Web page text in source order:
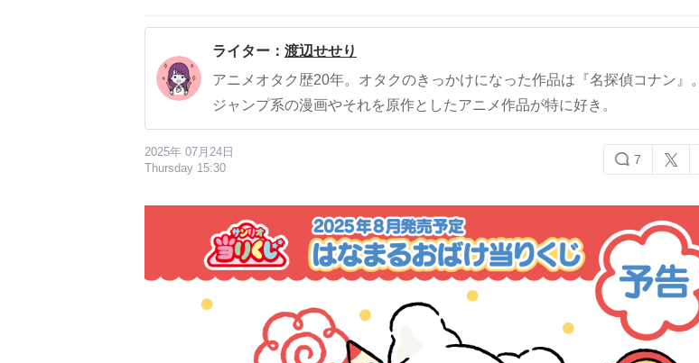
ライター： 渡辺せせり
アニメオタク歴20年。オタクのきっかけになった作品は『名探偵コナン』。
ジャンプ系の漫画やそれを原作としたアニメ作品が特に好き。
2025年 07月24日
Thursday 15:30
7